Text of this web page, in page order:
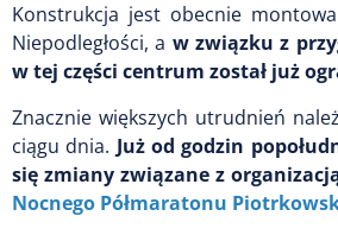
Konstrukcja jest obecnie
Niepodległości, a w związku z
w tej części centrum został już
Znacznie większych utrudnień
ciągu dnia. Już od godzin
się zmiany związane z
Nocnego Półmaratonu